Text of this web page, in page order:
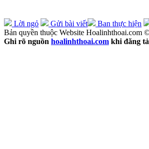
Lời ngỏ
Gửi bài viết Ban thực hiện
Bản quyền thuộc Website Hoalinhthoai.com
Ghi rõ nguồn hoalinhthoai.com khi đăng